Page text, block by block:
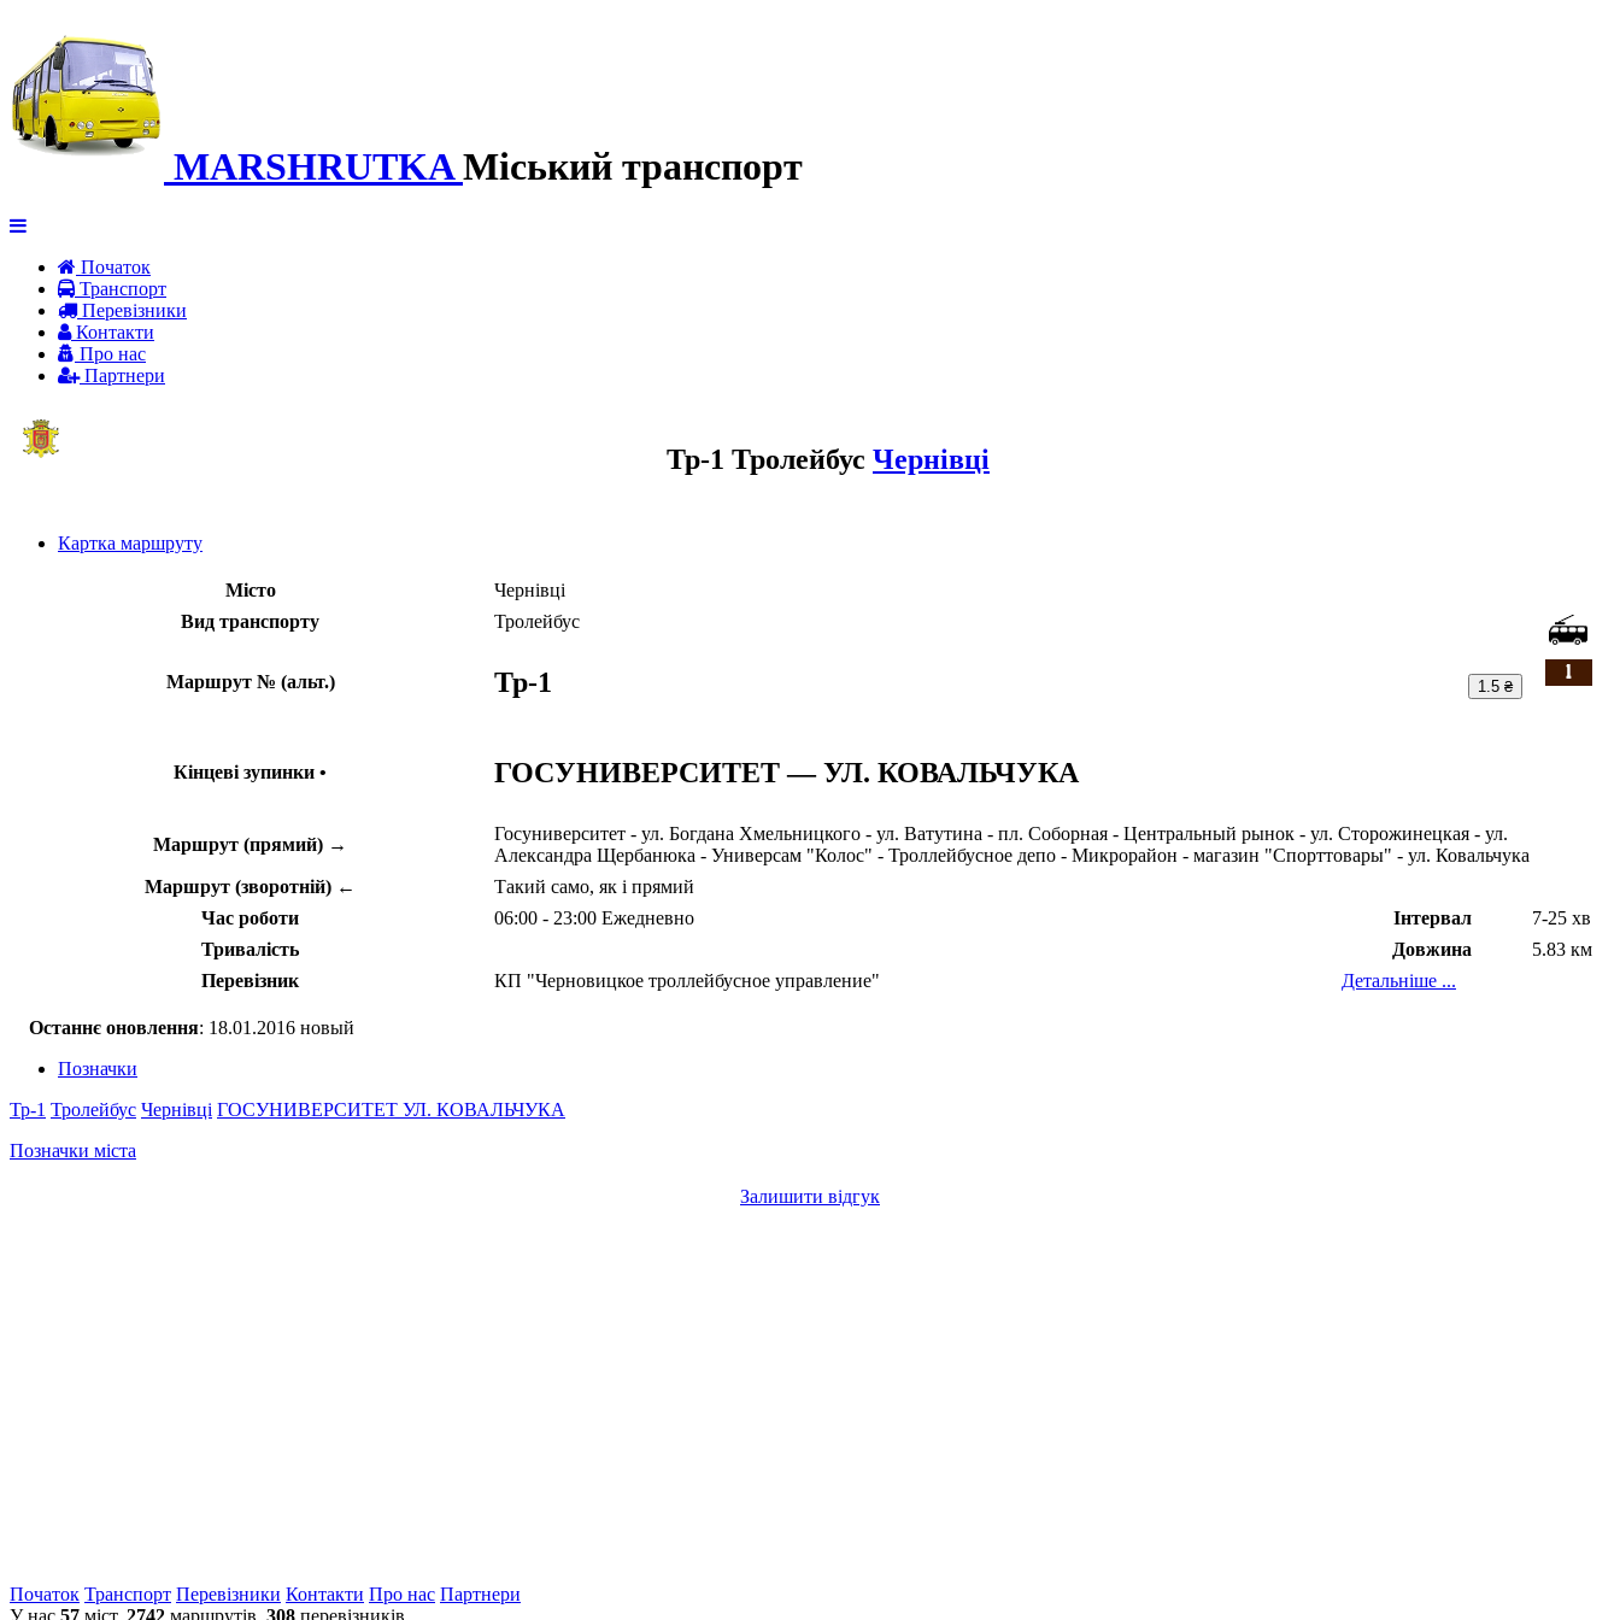
MARSHRUTKA Міський транспорт
Початок
Транспорт
Перевiзники
Контакти
Про нас
Партнери
Тр-1 Тролейбус Чернівці
Картка маршруту
Місто
Чернівці
Вид транспорту
Тролейбус
Маршрут № (альт.) Тр-1 1.5 ₴
Кінцеві зупинки • ГОСУНИВЕРСИТЕТ — УЛ. КОВАЛЬЧУКА
Маршрут (прямий) →
Госуниверситет - ул. Богдана Хмельницкого - ул. Ватутина - пл. Соборная - Центральный рынок - ул. Сторожинецкая - ул.
Александра Щербанюка - Универсам "Колос" - Троллейбусное депо - Микрорайон - магазин "Спорттовары" - ул. Ковальчука
Маршрут (зворотній) ←
Такий само, як і прямий
Час роботи
06:00 - 23:00 Ежедневно Інтервал
7-25 хв
Тривалість
Довжина
5.83 км
Перевізник
КП "Черновицкое троллейбусное управление" Детальніше ...
Останнє оновлення: 18.01.2016 новый
Позначки
Тр-1 Тролейбус Чернівці ГОСУНИВЕРСИТЕТ УЛ. КОВАЛЬЧУКА
Позначки міста
Залишити відгук
Початок Транспорт Перевiзники Контакти Про нас Партнери
У нас 57 міст, 2742 маршрутів, 308 перевізників